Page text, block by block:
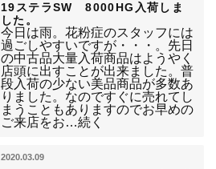
19ステラSW 8000HG入荷しま
した。
今日は雨。花粉症のスタッフには
過ごしやすいですが・・・。先日
の中古品大量入荷商品はようやく
店頭に出すことが出来ました。普
段入荷の少ない美品商品が多数あ
りました。なのですぐに売れてし
まうこともありますのでお早めの
ご来店をお…続く
2020.03.09